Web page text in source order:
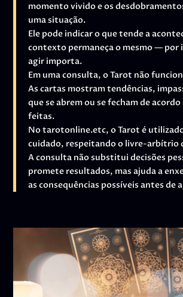
momento vivido e os
uma situação.
Ele pode indicar o que tende a
contexto permaneça o mesmo — por
agir importa.
Em uma consulta, o Tarot não
As cartas mostram tendências,
que se abrem ou se fecham de acordo
feitas.
No tarotonline.etc, o Tarot é
cuidado, respeitando o livre-arbítrio
A consulta não substitui decisões
promete resultados, mas ajuda a
as consequências possíveis antes de